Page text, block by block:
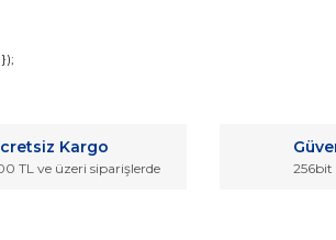
konularda yetersiz gördüğünüz noktaları
Kargo
TL ve üzeri siparişlerde 256bit